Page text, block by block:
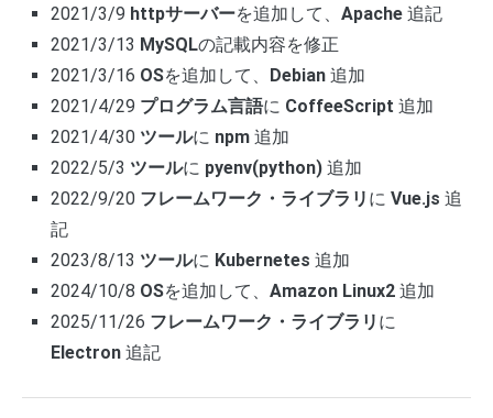
2021/3/9 httpサーバーを追加して、 Apache 追記
2021/3/13 MySQLの記載内容を修正
2021/3/16 OSを追加して、 Debian追加
2021/4/29 プログラム言語に CoffeeScript 追加
2021/4/30 ツールに npm追加
2022/5/3 ツールに pyenv(python)追加
2022/9/20 フレームワーク・ライブラリ に Vue.js 追
記
2023/8/13 ツールに Kubernetes 追加
2024/10/8 OSを追加して、 Amazon Linux2追加
2025/11/26 フレームワーク・ライブラリ に
Electron追記